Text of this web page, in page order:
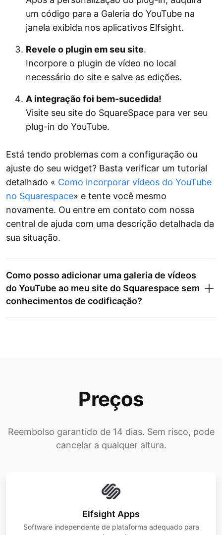
um código para a Galeria do YouTube na
janela exibida nos aplicativos Elfsight.
Revele o plugin em seu site.
Incorpore o plugin de vídeo no local
necessário do site e salve as edições.
A integração foi bem-sucedida!
Visite seu site do SquareSpace para ver seu
plug-in do YouTube.
Está tendo problemas com a configuração ou
ajuste do seu widget? Basta verificar um tutorial
detalhado « Como incorporar vídeos do YouTube
no Squarespace» e tente você mesmo
novamente. Ou entre em contato com nossa
central de ajuda com uma descrição detalhada da
sua situação.
Como posso adicionar uma galeria de vídeos
do YouTube ao meu site do Squarespace sem
conhecimentos de codificação?
Preços
Reembolso garantido de 14 dias. Sem risco, pode
cancelar a qualquer altura.
Elfsight Apps
Software independente de plataforma adequado para